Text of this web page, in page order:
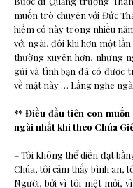
muốn trò chuyện với Đức
hiếm có này trong nhiều
với ngài, đôi khi hơn một
thường xuyên hơn, nhưng
gũi và tình bạn đã có được
về mặt này … Lắng nghe
** Điều đầu tiên con
ngài nhất khi theo Chúa
– Tôi không thể diễn đạt
Chúa, tôi cảm thấy bình an,
Người, bởi vì tôi mệt mỏi,